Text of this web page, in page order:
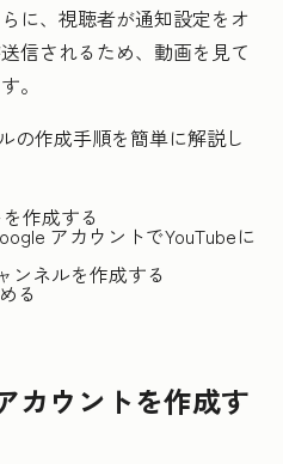
に、視聴者が通知設定をオ
信されるため、動画を見て
。
の作成手順を簡単に解説し
作成する
アカウントでYouTubeに
ンネルを作成する
る
カウントを作成す